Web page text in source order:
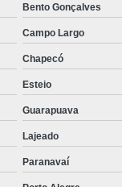
Bento Gonçalves
Campo Largo
Chapecó
Esteio
Guarapuava
Lajeado
Paranavaí